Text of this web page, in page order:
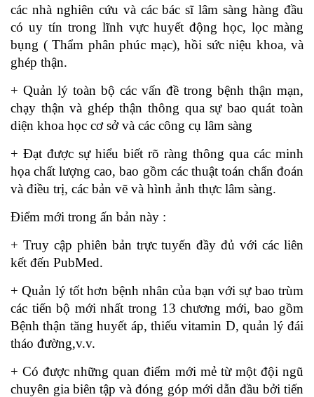
các nhà nghiên cứu và các bác sĩ lâm sàng hàng đầu
có uy tín trong lĩnh vực huyết động học, lọc màng
bụng ( Thẩm phân phúc mạc), hồi sức niệu khoa, và
ghép thận.
+ Quản lý toàn bộ các vấn đề trong bệnh thận mạn,
chạy thận và ghép thận thông qua sự bao quát toàn
diện khoa học cơ sở và các công cụ lâm sàng
+ Đạt được sự hiểu biết rõ ràng thông qua các minh
họa chất lượng cao, bao gồm các thuật toán chẩn đoán
và điều trị, các bản vẽ và hình ảnh thực lâm sàng.
Điểm mới trong ấn bản này :
+ Truy cập phiên bản trực tuyến đầy đủ với các liên
kết đến PubMed.
+ Quản lý tốt hơn bệnh nhân của bạn với sự bao trùm
các tiến bộ mới nhất trong 13 chương mới, bao gồm
Bệnh thận tăng huyết áp, thiếu vitamin D, quản lý đái
tháo đường,v.v.
+ Có được những quan điểm mới mẻ từ một đội ngũ
chuyên gia biên tập và đóng góp mới dẫn đầu bởi tiến